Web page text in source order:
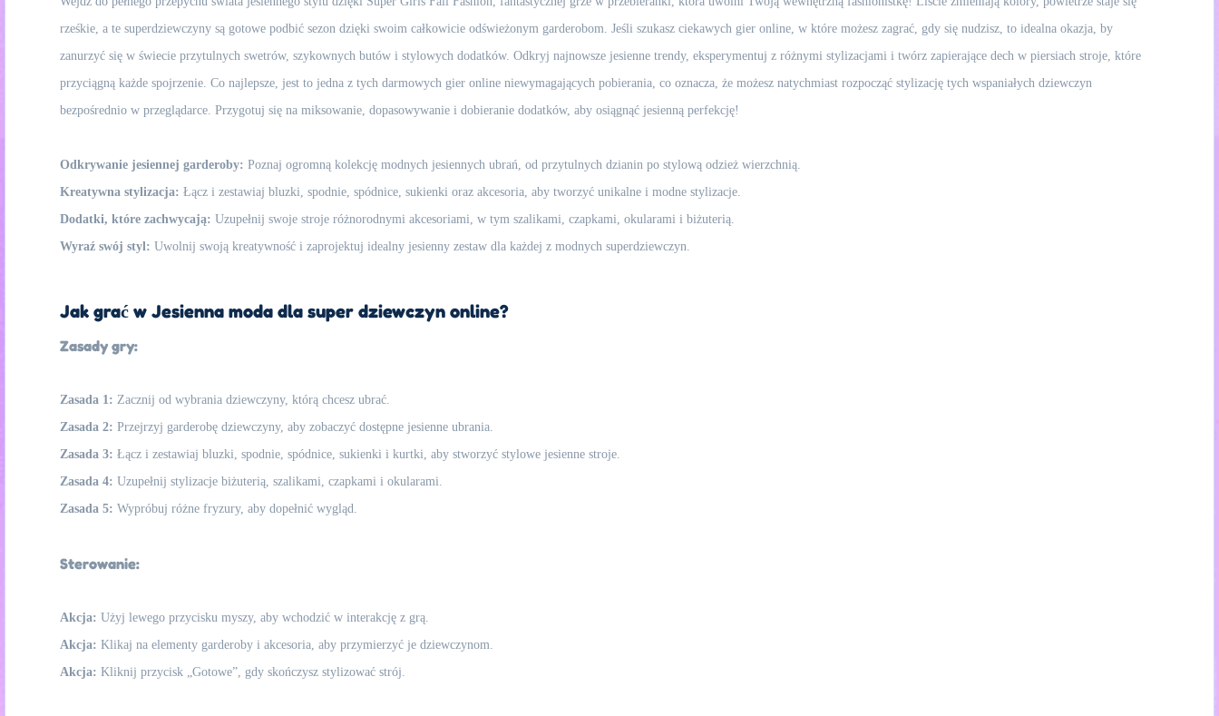
rześkie, a te superdziewczyny są gotowe podbić sezon dzięki swoim całkowicie odświeżonym garderobom. Jeśli szukasz ciekawych gier online, w które możesz zagrać, gdy się nudzisz, to idealna okazja, by
zanurzyć się w świecie przytulnych swetrów, szykownych butów i stylowych dodatków. Odkryj najnowsze jesienne trendy, eksperymentuj z różnymi stylizacjami i twórz zapierające dech w piersiach stroje, które
przyciągną każde spojrzenie. Co najlepsze, jest to jedna z tych darmowych gier online niewymagających pobierania, co oznacza, że możesz natychmiast rozpocząć stylizację tych wspaniałych dziewczyn
bezpośrednio w przeglądarce. Przygotuj się na miksowanie, dopasowywanie i dobieranie dodatków, aby osiągnąć jesienną perfekcję!
Odkrywanie jesiennej garderoby: Poznaj ogromną kolekcję modnych jesiennych ubrań, od przytulnych dzianin po stylową odzież wierzchnią.
Kreatywna stylizacja: Łącz i zestawiaj bluzki, spodnie, spódnice, sukienki oraz akcesoria, aby tworzyć unikalne i modne stylizacje.
Dodatki, które zachwycają: Uzupełnij swoje stroje różnorodnymi akcesoriami, w tym szalikami, czapkami, okularami i biżuterią.
Wyraź swój styl: Uwolnij swoją kreatywność i zaprojektuj idealny jesienny zestaw dla każdej z modnych superdziewczyn.
Jak grać w Jesienna moda dla super dziewczyn online?
Zasady gry:
Zasada 1: Zacznij od wybrania dziewczyny, którą chcesz ubrać.
Zasada 2: Przejrzyj garderobę dziewczyny, aby zobaczyć dostępne jesienne ubrania.
Zasada 3: Łącz i zestawiaj bluzki, spodnie, spódnice, sukienki i kurtki, aby stworzyć stylowe jesienne stroje.
Zasada 4: Uzupełnij stylizacje biżuterią, szalikami, czapkami i okularami.
Zasada 5: Wypróbuj różne fryzury, aby dopełnić wygląd.
Sterowanie:
Akcja: Użyj lewego przycisku myszy, aby wchodzić w interakcję z grą.
Akcja: Klikaj na elementy garderoby i akcesoria, aby przymierzyć je dziewczynom.
Akcja: Kliknij przycisk „Gotowe”, gdy skończysz stylizować strój.